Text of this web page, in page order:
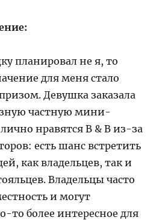
планировал не я, то
для меня стало
Девушка заказала
частную мини-
нравятся B & B из-за
есть шанс встретить
как владельцев, так и
Владельцы часто
и могут
то более интересное для